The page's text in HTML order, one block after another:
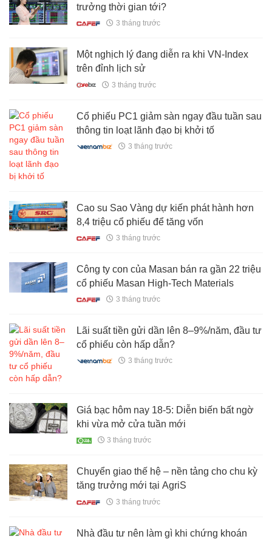
trưởng thời gian tới?
3 tháng trước
Một nghịch lý đang diễn ra khi VN-Index
trên đỉnh lịch sử
3 tháng trước
Cổ phiếu PC1 giảm sàn ngay đầu tuần sau
thông tin loạt lãnh đạo bị khởi tố
3 tháng trước
Cao su Sao Vàng dự kiến phát hành hơn
8,4 triệu cổ phiếu để tăng vốn
3 tháng trước
Công ty con của Masan bán ra gần 22 triệu
cổ phiếu Masan High-Tech Materials
3 tháng trước
Lãi suất tiền gửi dần lên 8–9%/năm, đầu tư
cổ phiếu còn hấp dẫn?
3 tháng trước
Giá bạc hôm nay 18-5: Diễn biến bất ngờ
khi vừa mở cửa tuần mới
3 tháng trước
Chuyển giao thế hệ – nền tảng cho chu kỳ
tăng trưởng mới tại AgriS
3 tháng trước
Nhà đầu tư nên làm gì khi chứng khoán